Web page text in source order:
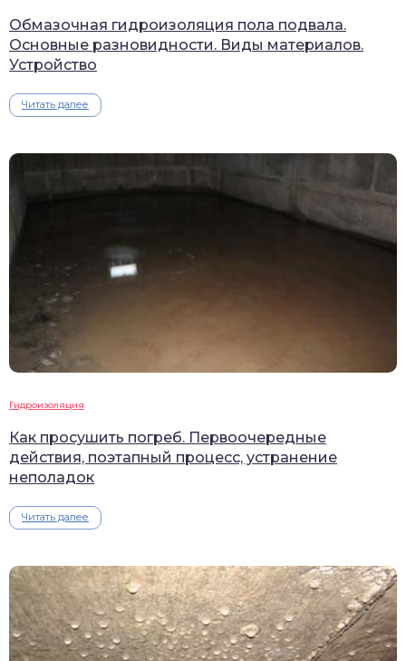
Обмазочная гидроизоляция пола подвала.
Основные разновидности. Виды материалов.
Устройство
Читать далее
Гидроизоляция
Как просушить погреб. Первоочередные
действия, поэтапный процесс, устранение
неполадок
Читать далее